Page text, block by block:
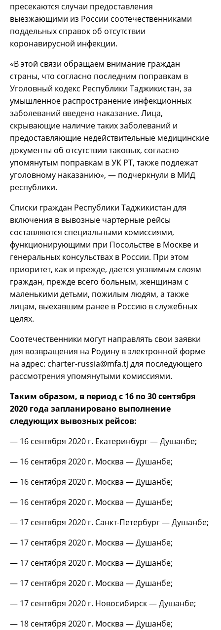
пресекаются случаи предоставления
выезжающими из России соотечественниками
поддельных справок об отсутствии
коронавирусной инфекции.
«В этой связи обращаем внимание граждан
страны, что согласно последним поправкам в
Уголовный кодекс Республики Таджикистан, за
умышленное распространение инфекционных
заболеваний введено наказание. Лица,
скрывающие наличие таких заболеваний и
предоставляющие недействительные медицинские
документы об отсутствии таковых, согласно
упомянутым поправкам в УК РТ, также подлежат
уголовному наказанию», — подчеркнули в МИД
республики.
Списки граждан Республики Таджикистан для
включения в вывозные чартерные рейсы
составляются специальными комиссиями,
функционирующими при Посольстве в Москве и
генеральных консульствах в России. При этом
приоритет, как и прежде, дается уязвимым слоям
граждан, прежде всего больным, женщинам с
маленькими детьми, пожилым людям, а также
лицам, выехавшим ранее в Россию в служебных
целях.
Соотечественники могут направлять свои заявки
для возвращения на Родину в электронной форме
на адрес: charter-russia@mfa.tj для последующего
рассмотрения упомянутыми комиссиями.
Таким образом, в период с 16 по 30 сентября
2020 года запланировано выполнение
следующих вывозных рейсов:
— 16 сентября 2020 г. Екатеринбург — Душанбе;
— 16 сентября 2020 г. Москва — Душанбе;
— 16 сентября 2020 г. Москва — Душанбе;
— 16 сентября 2020 г. Москва — Душанбе;
— 17 сентября 2020 г. Санкт-Петербург — Душанбе;
— 17 сентября 2020 г. Москва — Душанбе;
— 17 сентября 2020 г. Москва — Душанбе;
— 17 сентября 2020 г. Москва — Душанбе;
— 17 сентября 2020 г. Новосибирск — Душанбе;
— 18 сентября 2020 г. Москва — Душанбе;